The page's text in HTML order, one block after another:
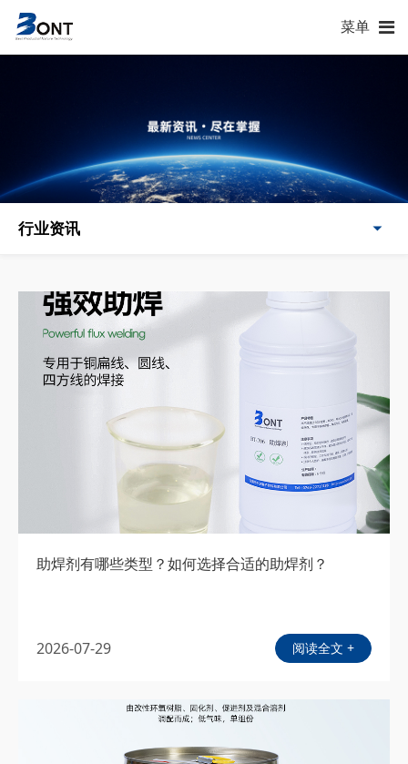
菜单
行业资讯
助焊剂有哪些类型？如何选择合适的助焊剂？
2026-07-29 阅读全文 +